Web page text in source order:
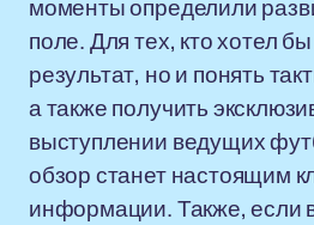
моменты определили
поле. Для тех, кто хотел
результат, но и понять
а также получить
выступлении ведущих
обзор станет настоящим
информации. Также, если